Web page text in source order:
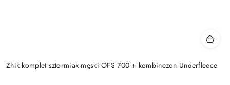
Zhik komplet sztormiak męski OFS 700 + kombinezon Underfleece